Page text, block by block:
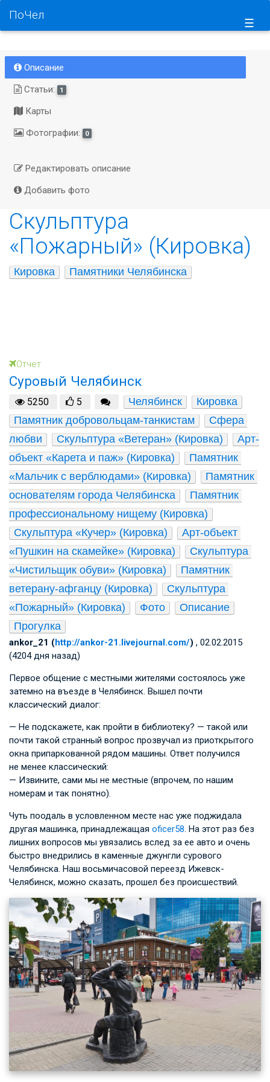
☰
ПоЧел
Описание
Статьи:
1
Карты
Фотографии:
0
Редактировать описание
Добавить фото
Скульптура
«Пожарный» (Кировка)
Кировка Памятники Челябинска
Отчет
Суровый Челябинск
5250 5 Челябинск
Кировка
Памятник добровольцам-танкистам
Сфера
любви
Скульптура «Ветеран» (Кировка)
Арт-
объект «Карета и паж» (Кировка)
Памятник
«Мальчик с верблюдами» (Кировка)
Памятник
основателям города Челябинска
Памятник
профессиональному нищему (Кировка)
Скульптура «Кучер» (Кировка)
Арт-объект
«Пушкин на скамейке» (Кировка)
Скульптура
«Чистильщик обуви» (Кировка)
Памятник
ветерану-афганцу (Кировка)
Скульптура
«Пожарный» (Кировка)
Фото
Описание
Прогулка
ankor_21 (http://ankor-21.livejournal.com/) , 02.02.2015
(4204 дня назад)
Первое общение с местными жителями состоялось уже
затемно на въезде в Челябинск. Вышел почти
классический диалог:
— Не подскажете, как пройти в библиотеку? — такой или
почти такой странный вопрос прозвучал из приоткрытого
окна припаркованной рядом машины. Ответ получился
не менее классический:
— Извините, сами мы не местные (впрочем, по нашим
номерам и так понятно).
Чуть поодаль в условленном месте нас уже поджидала
другая машинка, принадлежащая oficer58. На этот раз без
лишних вопросов мы увязались вслед за ее авто и очень
быстро внедрились в каменные джунгли сурового
Челябинска. Наш восьмичасовой переезд Ижевск-
Челябинск, можно сказать, прошел без происшествий.